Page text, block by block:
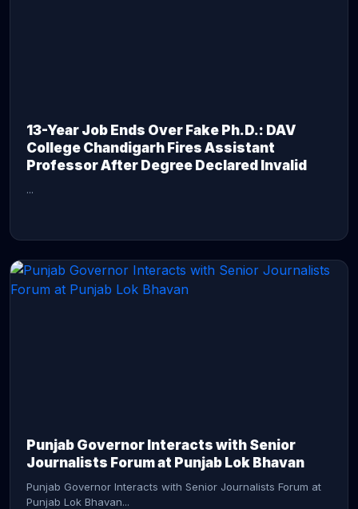
13-Year Job Ends Over Fake Ph.D.: DAV
College Chandigarh Fires Assistant
Professor After Degree Declared Invalid
...
Punjab Governor Interacts with Senior
Journalists Forum at Punjab Lok Bhavan
Punjab Governor Interacts with Senior Journalists Forum at
Punjab Lok Bhavan...